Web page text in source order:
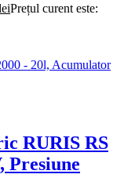
Prețul curent este:
RURIS RS
Presiune